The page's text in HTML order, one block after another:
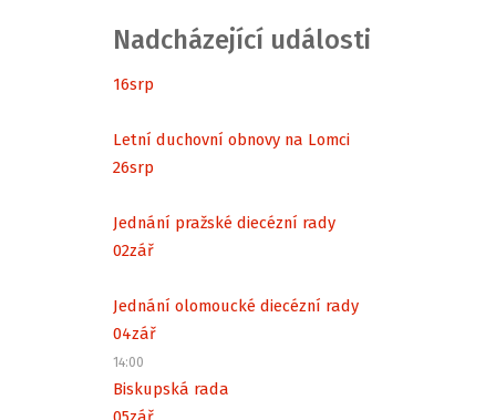
Nadcházející události
16srp
Letní duchovní obnovy na Lomci
26srp
Jednání pražské diecézní rady
02zář
Jednání olomoucké diecézní rady
04zář
14:00
Biskupská rada